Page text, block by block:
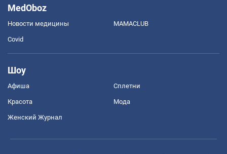
MedOboz
Новости медицины MAMACLUB
Covid
Шоу
Афиша Сплетни
Красота Мода
Женский Журнал